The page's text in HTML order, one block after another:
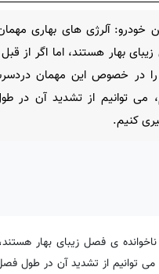
خودرو: آلرژی های بهاری
بهار هستند، اما اگر از
را در خصوص این مهمان
می توانیم از تشدید آن در
کنیم.
ی فصل زیبای بهار
توانیم از تشدید آن در طول